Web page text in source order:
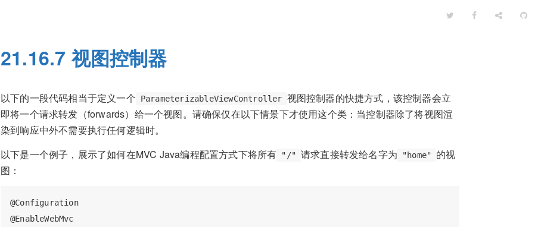
21.16.7 视图控制器
以下的一段代码相当于定义一个 ParameterizableViewController 视图控制器的快捷方式，该控制器会立
即将一个请求转发（forwards）给一个视图。请确保仅在以下情景下才使用这个类：当控制器除了将视图渲
染到响应中外不需要执行任何逻辑时。
以下是一个例子，展示了如何在MVC Java编程配置方式下将所有
"/" 请求直接转发给名字为 "home"
的视
图：
@Configuration
@EnableWebMvc